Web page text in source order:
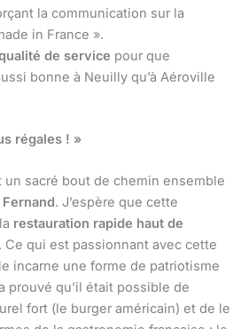
la communication sur la
in France ».
de service pour que
bonne à Neuilly qu’à Aéroville
régales ! »
un sacré bout de chemin ensemble
Fernand. J’espère que cette
restauration rapide haut de
Ce qui est passionnant avec cette
incarne une forme de patriotisme
prouvé qu’il était possible de
fort (le burger américain) et de le